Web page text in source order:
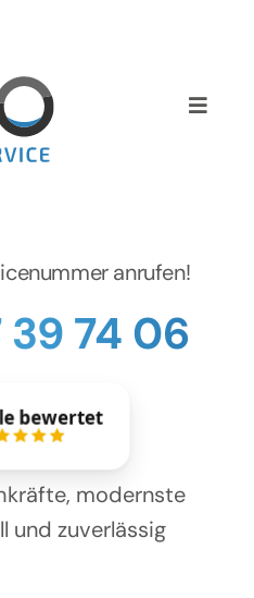
Toggle
anrufen!
39 74 06
bewertet
modernste
und zuverlässig